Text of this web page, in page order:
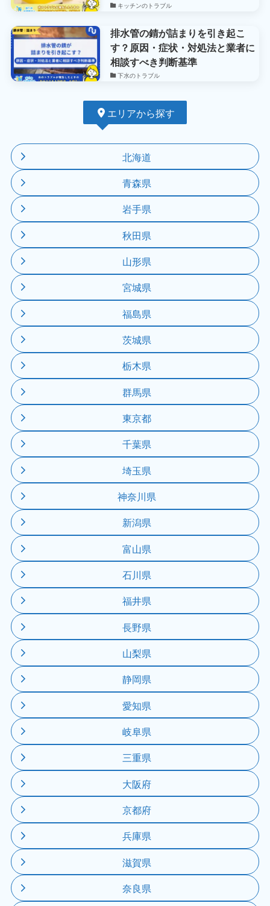
キッチンのトラブル
排水管の錆が詰まりを引き起こ
す？原因・症状・対処法と業者に
相談すべき判断基準
下水のトラブル
エリアから探す
北海道
青森県
岩手県
秋田県
山形県
宮城県
福島県
茨城県
栃木県
群馬県
東京都
千葉県
埼玉県
神奈川県
新潟県
富山県
石川県
福井県
長野県
山梨県
静岡県
愛知県
岐阜県
三重県
大阪府
京都府
兵庫県
滋賀県
奈良県